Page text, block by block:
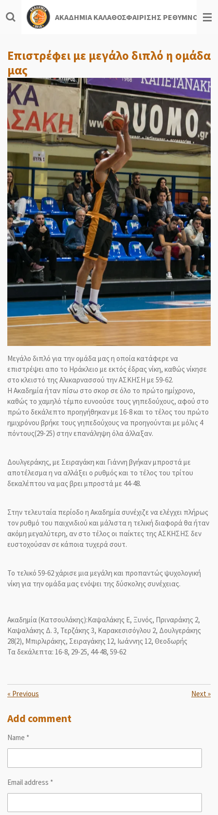
to
ΑΚΑΔΗΜΙΑ ΚΑΛΑΘΟΣΦΑΙΡΙΣΗΣ ΡΕΘΥΜΝΟΥ
Επιστρέφει με μεγάλο διπλό η ομάδα
μας
Μεγάλο διπλό για την ομάδα μας η οποία κατάφερε να
επιστρέψει απο το Ηράκλειο με εκτός έδρας νίκη, καθώς νίκησε
στο κλειστό της Αλικαρνασσού την ΑΣΚΗΣΗ με 59-62.
Η Ακαδημία ήταν πίσω στο σκορ σε όλο το πρώτο ημίχρονο,
καθώς το χαμηλό τέμπο ευνοούσε τους γηπεδούχους, αφού στο
πρώτο δεκάλεπτο προηγήθηκαν με 16-8 και το τέλος του πρώτο
ημιχρόνου βρήκε τους γηπεδούχους να προηγούνται με μόλις 4
πόντους(29-25) στην επανάληψη όλα άλλαξαν.
Δουλγεράκης, με Σειραγάκη και Γιάννη βγήκαν μπροστά με
αποτέλεσμα η να αλλάξει ο ρυθμός και το τέλος του τρίτου
δεκαλέπτου να μας βρει μπροστά με 44-48.
Στην τελευταία περίοδο η Ακαδημία συνέχιζε να ελέγχει πλήρως
τον ρυθμό του παιχνιδιού και μάλιστα η τελική διαφορά θα ήταν
ακόμη μεγαλύτερη, αν στο τέλος οι παίκτες της ΑΣΚΗΣΗΣ δεν
ευστοχούσαν σε κάποια τυχερά σουτ.
Το τελικό 59-62 χάρισε μια μεγάλη και προπαντώς ψυχολογική
νίκη για την ομάδα μας ενόψει της δύσκολης συνέχειας.
Ακαδημία (Κατσουλάκης):Kαψαλάκης Ε, Ξυνός, Πριναράκης 2,
Καψαλάκης Δ. 3, Τερζάκης 3, Καρακεσισόγλου 2, Δουλγεράκης
28(2), Μπιρλιράκης, Σειραγάκης 12, Ιωάννης 12, Θεοδωρής
Τα δεκάλεπτα: 16-8, 29-25, 44-48, 59-62
« Previous Next»
Add comment
Name *
Email address *